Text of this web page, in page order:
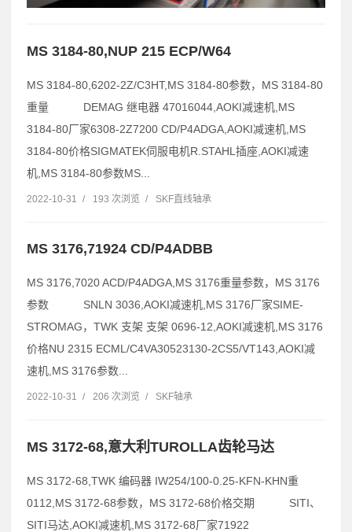
MS 3184-80,NUP 215 ECP/W64
MS 3184-80,6202-2Z/C3HT,MS 3184-80参数，MS 3184-80
重量 DEMAG 继电器 47016044,AOKI减速机,MS
3184-80厂家6308-2Z7200 CD/P4ADGA,AOKI减速机,MS
3184-80价格SIGMATEK伺服电机R.STAHL插座,AOKI减速
机,MS 3184-80参数MS...
2022-10-31 / 193 次浏览 / SKF直线轴承
MS 3176,71924 CD/P4ADBB
MS 3176,7020 ACD/P4ADGA,MS 3176重量参数，MS 3176
参数 SNLN 3036,AOKI减速机,MS 3176厂家SIME-
STROMAG，TWK 支架 支架 0696-12,AOKI减速机,MS 3176
价格NU 2315 ECML/C4VA30523130-2CS5/VT143,AOKI减
速机,MS 3176参数...
2022-10-31 / 206 次浏览 / SKF轴承
MS 3172-68,意大利TUROLLA齿轮马达
MS 3172-68,TWK 编码器 IW254/100-0.25-KFN-KHN重
0112,MS 3172-68参数，MS 3172-68价格交期 SITI、
SITI马达,AOKI减速机,MS 3172-68厂家71922